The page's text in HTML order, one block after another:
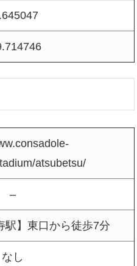
atsubetsu/
–
駅】東口から徒歩7分
なし